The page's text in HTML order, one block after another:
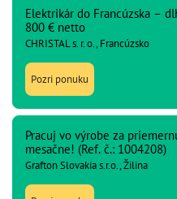
Elektrikár do Francúzska –
800 € netto
CHRISTAL s. r. o., Francúzsko
Pozri ponuku
Pracuj vo výrobe za
mesačne! (Ref. č.: 1004208)
Grafton Slovakia s.r.o., Žilina